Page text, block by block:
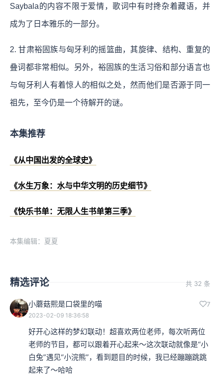
Saybala的内容不限于爱情，歌词中有时搀杂着藏语，并
成为了日本雅乐的一部分。
2. 甘肃裕固族与匈牙利的摇篮曲，其旋律、结构、重复的
叠词都非常相似。另外，裕固族的生活习俗和部分语言也
与匈牙利人有着惊人的相似之处，然而他们是否源于同一
祖先，至今仍是一个待解开的谜。
本集推荐
《从中国出发的全球史》
《水生万象：水与中华文明的历史细节》
《快乐书单：无限人生书单第三季》
本集编辑：夏夏
精选评论 共 32 条
小蘑菇熙是口袋里的喵 7
2023-02-09 18:36:58
好开心这样的梦幻联动！超喜欢两位老师，每次听两位
老师的节目，都可以跟着开心起来～这次联动就像是“小
白兔”遇见“小浣熊”，看到题目的时候，我已经蹦蹦跳跳
起来了～哈哈